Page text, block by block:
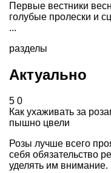
Первые вестники
голубые пролески и
...
разделы
Актуально
5 0
Как ухаживать за
пышно цвели
Розы лучше всего
себя обязательство
уделять им